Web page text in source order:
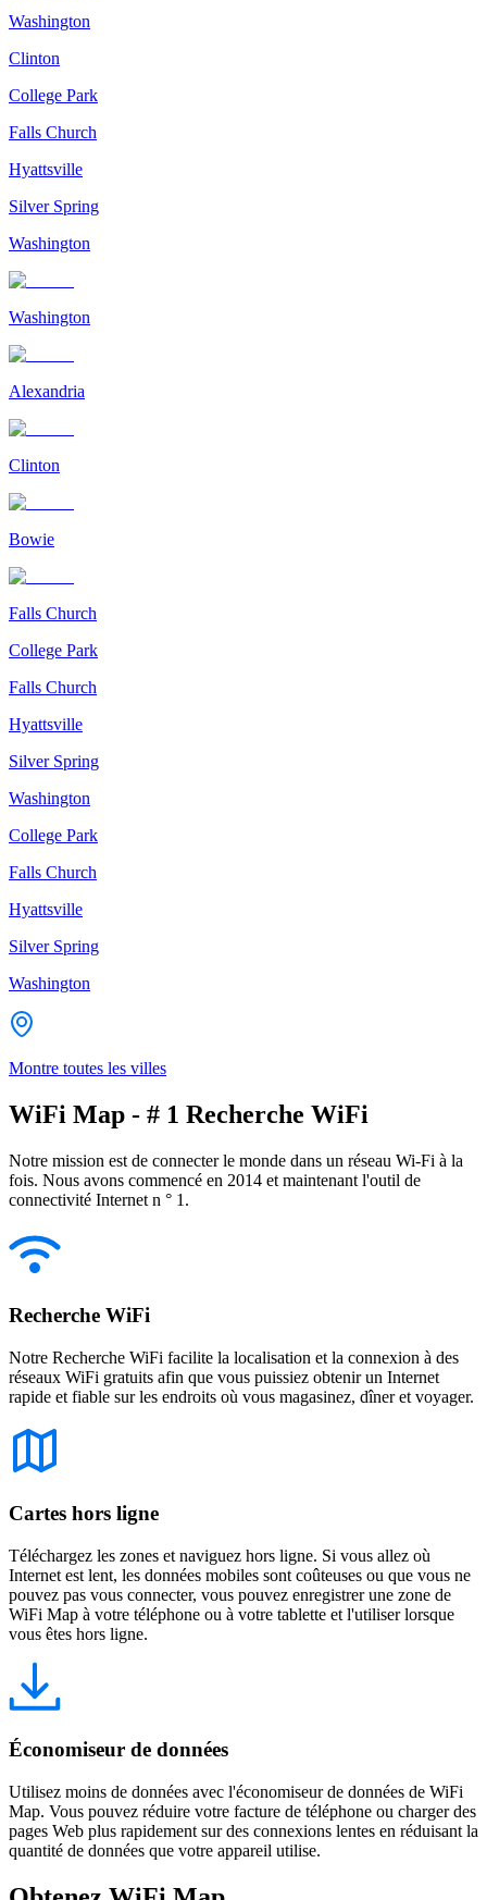
Washington
Clinton
College Park
Falls Church
Hyattsville
Silver Spring
Washington
Washington
Alexandria
Clinton
Bowie
Falls Church
College Park
Falls Church
Hyattsville
Silver Spring
Washington
College Park
Falls Church
Hyattsville
Silver Spring
Washington
Montre toutes les villes
WiFi Map - # 1 Recherche WiFi
Notre mission est de connecter le monde dans un réseau Wi-Fi à la
fois. Nous avons commencé en 2014 et maintenant l'outil de
connectivité Internet n ° 1.
Recherche WiFi
Notre Recherche WiFi facilite la localisation et la connexion à des
réseaux WiFi gratuits afin que vous puissiez obtenir un Internet
rapide et fiable sur les endroits où vous magasinez, dîner et voyager.
Cartes hors ligne
Téléchargez les zones et naviguez hors ligne. Si vous allez où
Internet est lent, les données mobiles sont coûteuses ou que vous ne
pouvez pas vous connecter, vous pouvez enregistrer une zone de
WiFi Map à votre téléphone ou à votre tablette et l'utiliser lorsque
vous êtes hors ligne.
Économiseur de données
Utilisez moins de données avec l'économiseur de données de WiFi
Map. Vous pouvez réduire votre facture de téléphone ou charger des
pages Web plus rapidement sur des connexions lentes en réduisant la
quantité de données que votre appareil utilise.